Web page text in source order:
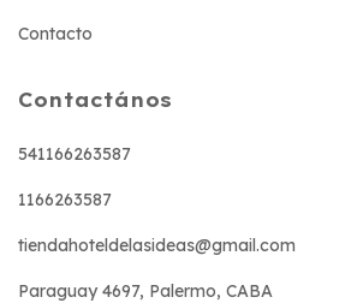
Contacto
Contactános
541166263587
1166263587
tiendahoteldelasideas@gmail.com
Paraguay 4697, Palermo, CABA